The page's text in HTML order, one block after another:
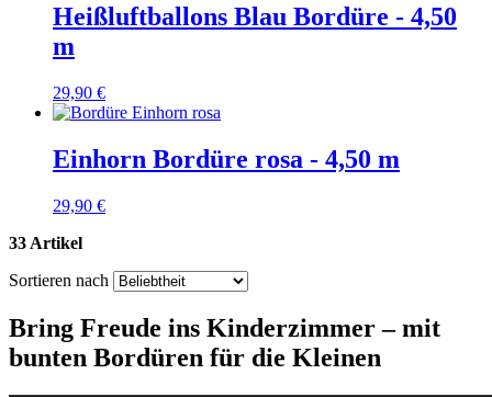
Heißluftballons Blau Bordüre - 4,50
m
29,90 €
Einhorn Bordüre rosa - 4,50 m
29,90 €
33 Artikel
Sortieren nach
Bring Freude ins Kinderzimmer – mit
bunten Bordüren für die Kleinen